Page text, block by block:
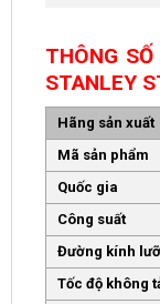
THÔNG
STANLEY
Hãng sản xuất
Mã sản phẩm
Quốc gia
Công suất
Đường kính
Tốc độ không